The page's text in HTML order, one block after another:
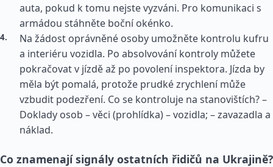
auta, pokud k tomu nejste vyzváni. Pro komunikaci s
armádou stáhněte boční okénko.
Na žádost oprávněné osoby umožněte kontrolu kufru
a interiéru vozidla. Po absolvování kontroly můžete
pokračovat v jízdě až po povolení inspektora. Jízda by
měla být pomalá, protože prudké zrychlení může
vzbudit podezření. Co se kontroluje na stanovištích? –
Doklady osob – věci (prohlídka) – vozidla; – zavazadla a
náklad.
Co znamenají signály ostatních řidičů na Ukrajině?